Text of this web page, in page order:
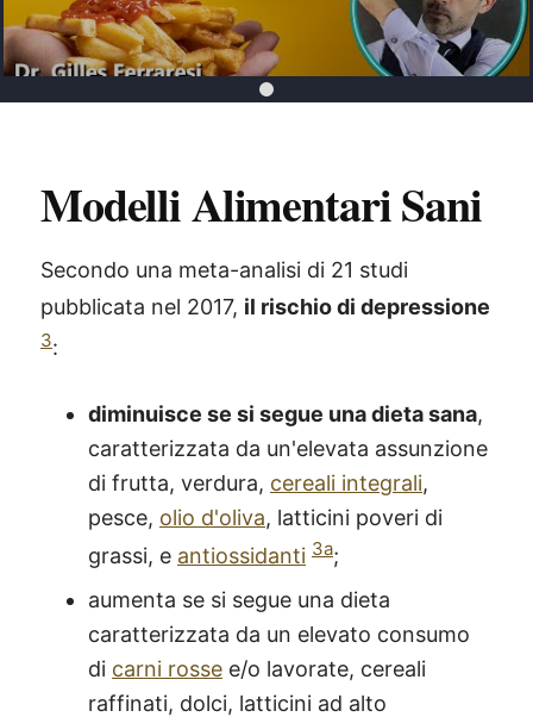
Modelli Alimentari Sani
Secondo una meta-analisi di 21 studi
pubblicata nel 2017, il rischio di depressione
3:
diminuisce se si segue una dieta sana,
caratterizzata da un'elevata assunzione
di frutta, verdura, cereali integrali,
pesce, olio d'oliva, latticini poveri di
grassi, e antiossidanti 3a;
aumenta se si segue una dieta
caratterizzata da un elevato consumo
di carni rosse e/o lavorate, cereali
raffinati, dolci, latticini ad alto